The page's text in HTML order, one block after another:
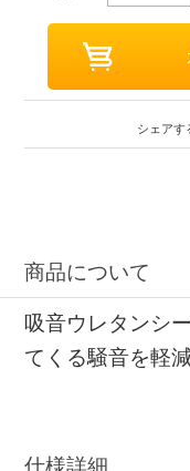
シェアす
商品について
吸音ウレタンシ
てくる騒音を軽
仕様詳細